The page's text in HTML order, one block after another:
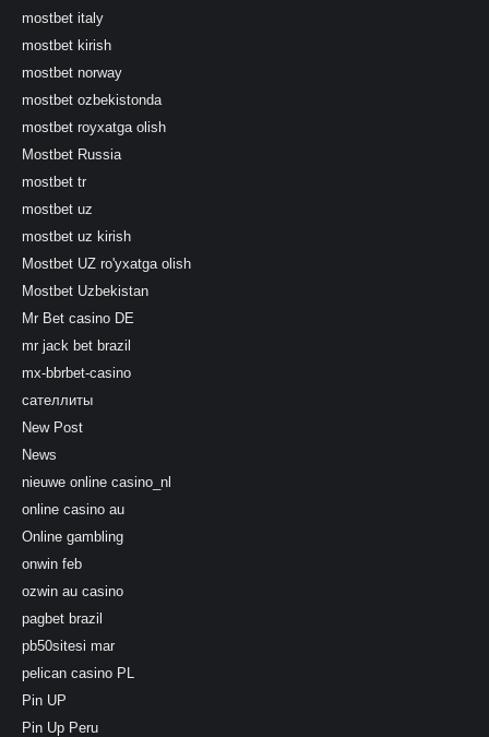
mostbet italy
mostbet kirish
mostbet norway
mostbet ozbekistonda
mostbet royxatga olish
Mostbet Russia
mostbet tr
mostbet uz
mostbet uz kirish
Mostbet UZ ro'yxatga olish
Mostbet Uzbekistan
Mr Bet casino DE
mr jack bet brazil
mx-bbrbet-casino
сателлиты
New Post
News
nieuwe online casino_nl
online casino au
Online gambling
onwin feb
ozwin au casino
pagbet brazil
pb50sitesi mar
pelican casino PL
Pin UP
Pin Up Peru